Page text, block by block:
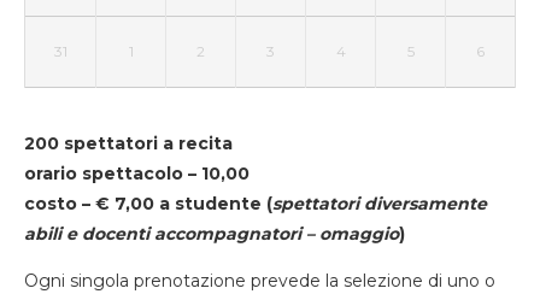
31 1 2 3 4 5 6
200 spettatori a recita
orario spettacolo – 10,00
costo – € 7,00 a studente (spettatori diversamente
abili e docenti accompagnatori – omaggio)
Ogni singola prenotazione prevede la selezione di uno o